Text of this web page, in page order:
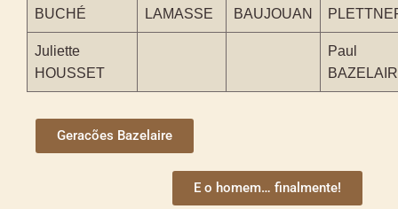
BUCHÉ
LAMASSE
BAUJOUAN
Juliette
HOUSSET
Paul
Geracões Bazelaire
E o homem… finalmente!